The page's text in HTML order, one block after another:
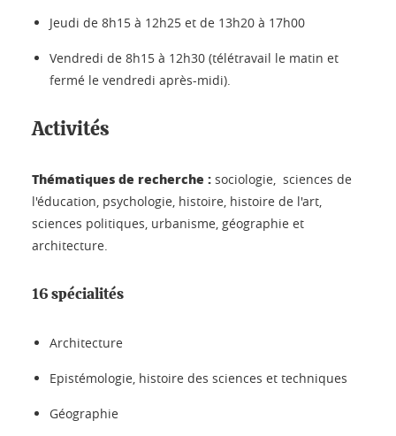
Jeudi de 8h15 à 12h25 et de 13h20 à 17h00
Vendredi de 8h15 à 12h30 (télétravail le matin et
fermé le vendredi après-midi).
Activités
Thématiques de recherche : sociologie, sciences de
l'éducation, psychologie, histoire, histoire de l'art,
sciences politiques, urbanisme, géographie et
architecture.
16 spécialités
Architecture
Epistémologie, histoire des sciences et techniques
Géographie